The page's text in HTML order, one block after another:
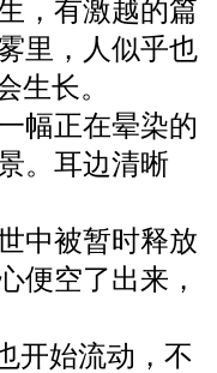
，有激越的篇
里，人似乎也
生长。
幅正在晕染的
。耳边清晰
中被暂时释放
便空了出来，
开始流动，不